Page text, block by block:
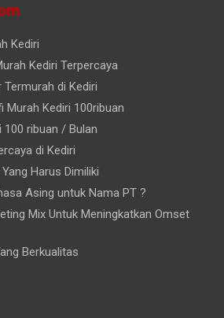
Kediri
Kediri Terpercaya
di Kediri
Murah Kediri 100ribuan
100 ribuan / Bulan
di Kediri
Harus Dimiliki
Asing untuk Nama PT ?
Mix Untuk Meningkatkan Omset
Berkualitas